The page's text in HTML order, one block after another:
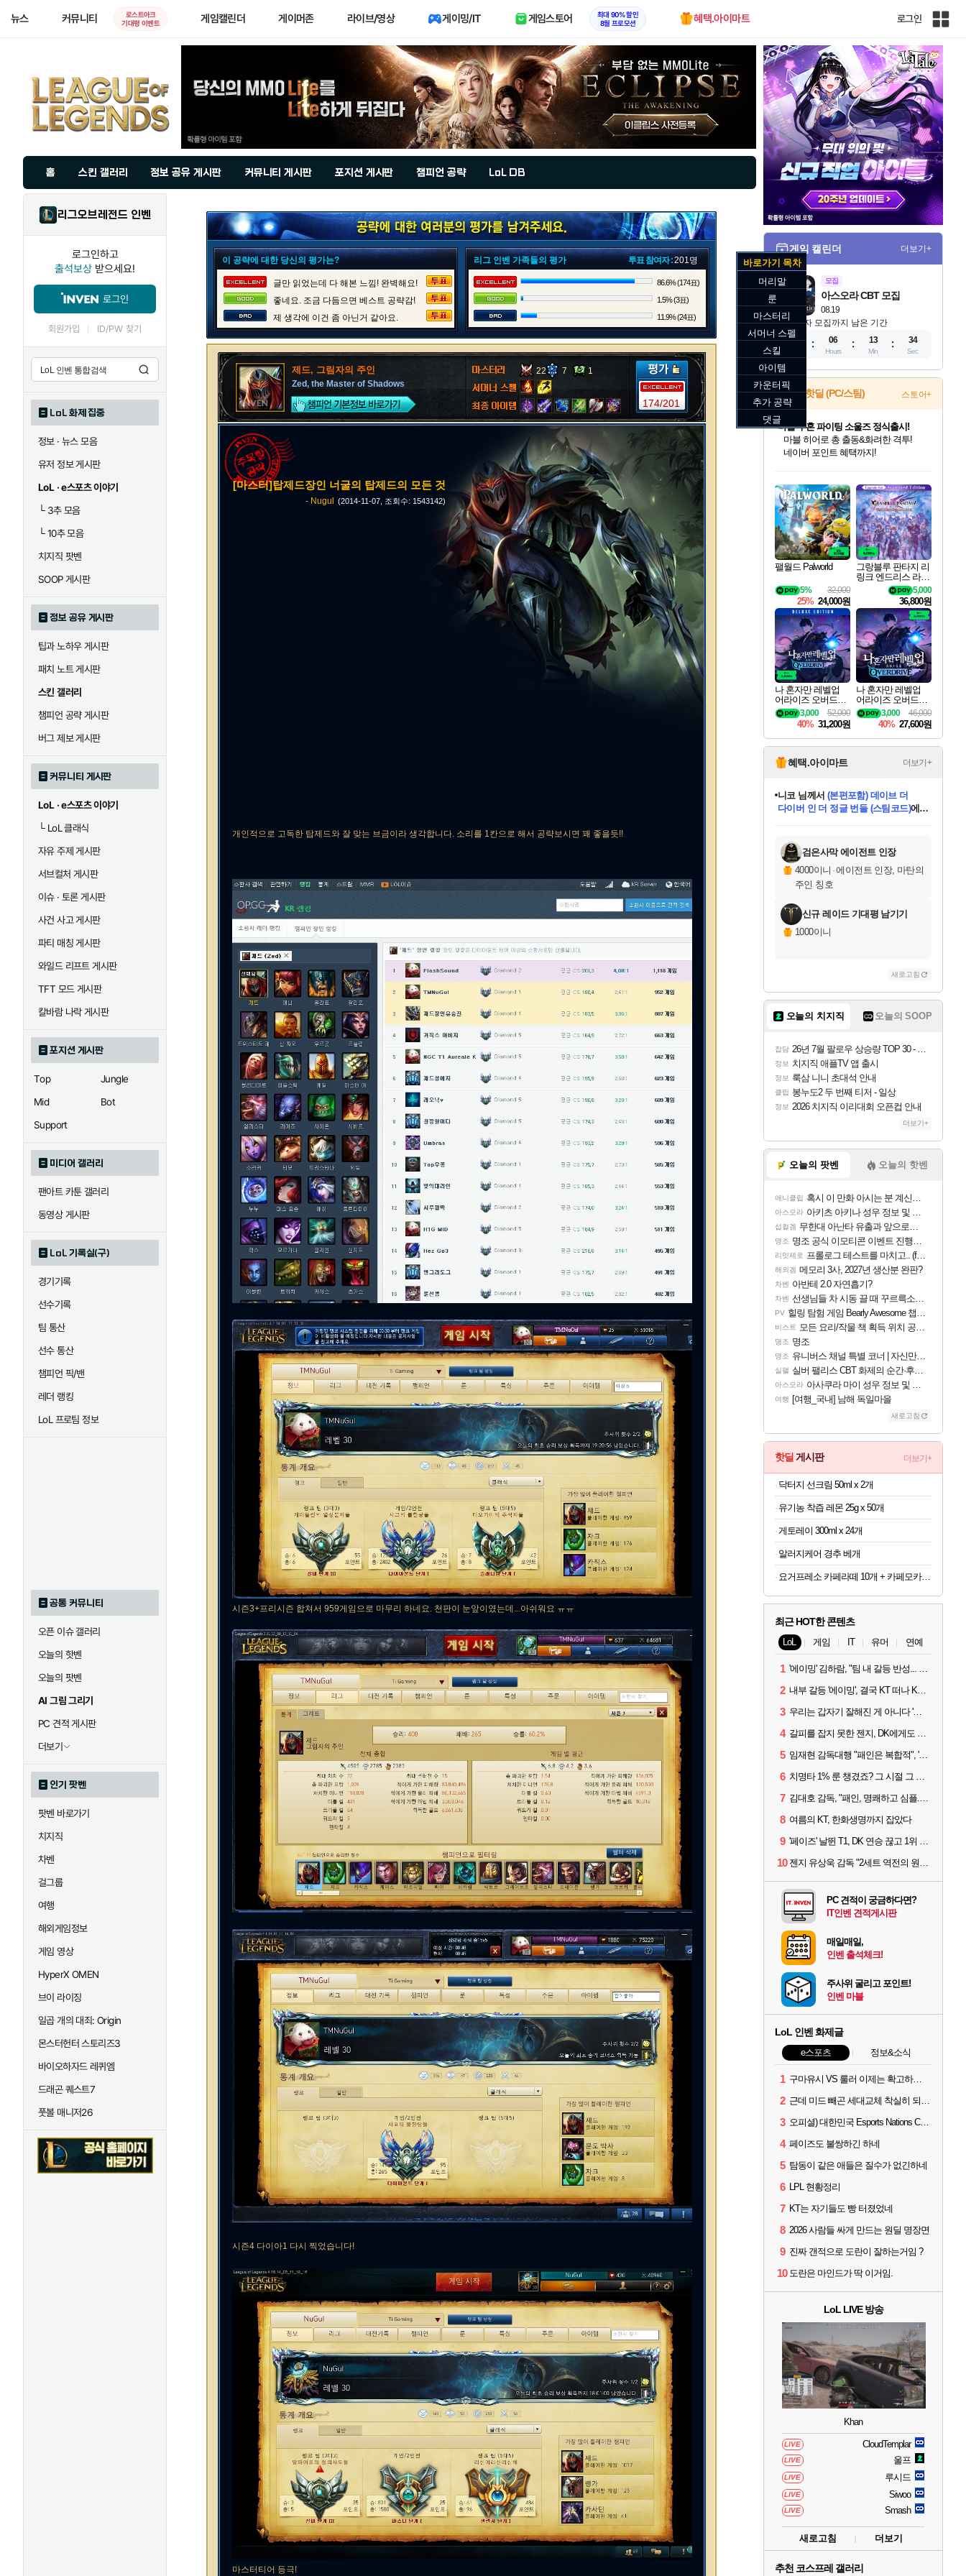
뉴스 커뮤니티
로스트아크
기대평 이벤트
게임캘린더 게이머존 라이브/영상 게이밍/IT 게임스토어
최대 90% 할인
8월 프로모션
혜택.아이마트 로그인
인
체
사
트
맵
홈 스킨 갤러리 정보 공유 게시판 커뮤니티 게시판 포지션 게시판 챔피언 공략 LoL DB
리그오브레전드 인벤
로그인하고
출석보상 받으세요!
로그인
회원가입 ID/PW 찾기
LoL 화제 집중
정보 · 뉴스 모음
유저 정보 게시판
LoL · e스포츠 이야기
└3추 모음
└10추 모음
치지직 팟벤
SOOP 게시판
정보 공유 게시판
팁과 노하우 게시판
패치 노트 게시판
스킨 갤러리
챔피언 공략 게시판
버그 제보 게시판
커뮤니티 게시판
LoL · e스포츠 이야기
└LoL 클래식
자유 주제 게시판
서브컬처 게시판
이슈 · 토론 게시판
사건 사고 게시판
파티 매칭 게시판
와일드 리프트 게시판
TFT 모드 게시판
칼바람 나락 게시판
포지션 게시판
Top
Jungle
Mid
Bot
Support
미디어 갤러리
팬아트 카툰 갤러리
동영상 게시판
LoL 기록실(구)
경기기록
선수기록
팀 통산
선수 통산
챔피언 픽/밴
레더 랭킹
LoL 프로팀 정보
공통 커뮤니티
오픈 이슈 갤러리
오늘의 핫벤
오늘의 팟벤
AI 그림 그리기
PC 견적 게시판
더보기
인기 팟벤
팟벤 바로가기
치지직
차벤
걸그룹
여행
해외게임정보
게임 영상
HyperX OMEN
브이 라이징
일곱 개의 대죄: Origin
몬스터헌터 스토리즈3
바이오하자드 레퀴엠
드래곤 퀘스트7
풋볼 매니저26
이 공략에 대한 당신의 평가는?
글만 읽었는데 다 해본 느낌! 완벽해요!
좋네요. 조금 다듬으면 베스트 공략감!
제 생각에 이건 좀 아닌거 같아요.
리그 인벤 가족들의 평가 투표 참여자 :201명
86.6% (174표)
1.5% (3표)
11.9% (24표)
제드, 그림자의 주인
Zed, the Master of Shadows
22 7 1
174/201
[마스터]탑제드장인 너굴의 탑제드의 모든 것
- Nugul (2014-11-07, 조회수: 1543142)
개인적으로 고독한 탑제드와 잘 맞는 브금이라 생각합니다. 소리를 1칸으로 해서 공략보시면 꽤 좋을듯!!
시즌3+프리시즌 합쳐서 959게임으로 마무리 하네요. 천판이 눈앞이였는데...아쉬워요 ㅠㅠ
시즌4 다이아1 다시 찍었습니다!
마스터티어 등극!
게임 캘린더 더보기+
모집
08.19
아스오라 CBT 모집
참가자 모집까지 남은 기간
11
06
Hours
13
Min
32
Sec
게임 핫딜 (PC/스팀) 스토어+
최대 90% 할인가를 만나보세요!
네이버혜택과 함께 만나보세요!
50%할인&추가 적립까지!
네이버 포인트 혜택까지!
귀무자: 검의 길 예약 판매 중!
10% 할인과
이니&베니 혜택까지!
네이버 혜택가와 함께 예약하세요!
할인&네이버혜택으로 만나보세요!
네이버페이 혜택과 만나보세요!
40주년 프로모션으로 만나보세요!
할인가에 만나보세요!
일부 에디션 상시 할인!
혜택으로 예약 판매 중
편안하게 충전하세요
팰월드 Palworld
32,000
5%
25% 24,000원
그랑블루 판타지 리
링크 엔드리스 라그
나로크 업그레이드
킷 Granblue Fantasy
Relink Endless Ragn
arok Upgrade Kit DL
C
5,000
36,800원
나 혼자만 레벨업
어라이즈 오버드라
이브 디럭스 에디션
Solo Leveling Arise
Overdrive Deluxe Edi
tion
52,000
3,000
40% 31,200원
나 혼자만 레벨업
어라이즈 오버드라
이브 Solo Leveling A
rise
46,000
3,000
40% 27,600원
혜택.아이마트 더보기+
교환.
당첨되셨습니다.
다이버 인 더 정글 번들 (스팀코드)
당첨되셨습니다.
한건했습니다님께서마피아
데피니티브 에디션 (스팀코드)에
당첨되셨습니다.
당첨되셨습니다.
당첨되셨습니다.
당첨되셨습니다.
에디션 (스팀코드)를 교환.
당첨되셨습니다.
검은사막 에이전트 인장
4000이니 ·에이전트 인장, 마탄의
주인 칭호
신규 레이드 기대평 남기기
1000이니
새로고침
오늘의 치지직 오늘의 SOOP
잡담 26년 7월 팔로우 상승량 TOP 30 - 월간 치지직
정보 치지직 애플TV 앱 출시
정보 룩삼 니니 초대석 안내
클립 봉누도2 두 번째 티저 - 일상
정보 2026 치지직 이리대회 오픈컵 안내
더보기+
오늘의 팟벤 오늘의 핫벤
애니클립 혹시 이 만화 아시는 분 계신가요
아스오라 아키츠 아키나 성우 정보 및 주요 필모
섭컬겜 무한대 아난타 유출과 앞으로의 예상 (루머)
명조 명조 공식 이모티콘 이벤트 진행해봤습니다! 참여부터 추첨까지????
리밋제로 프롤로그 테스트를 마치고.. (feat. 리아)
해외겜 메모리 3사, 2027년 생산분 완판?
차벤 아반테 2.0 자연흡기?
차벤 선생님들 차 시동 끌 때 꾸르륵소리나는데
PV 힐링 탐험 게임 Bearly Awesome 챕터 1 트레일러
비스트 모든 요리/작물 책 획득 위치 공략 (36개) - 미식가 도전과제
명조 명조
명조 유니버스 채널 특별 코너 | 자신만의 스타일
실팰 실버 팰리스 CBT 화제의 순간·후기 모음
아스오라 아사쿠라 마이 성우 정보 및 주요 필모
여행 [여행_국내] 남해 독일마을
새로고침
핫딜 게시판 더보기+
닥터지 선크림 50ml x 2개
유기농 착즙 레몬 25g x 50개
게토레이 300ml x 24개
알러지케어 경추 베개
요거프레소 카페라떼 10개 + 카페모카 10개
최근 HOT한 콘텐츠
LoL 게임 IT 유머 연예
1 '에이밍' 김하람, "팀 내 갈등 반성... 끝까지 뛰고 싶었다"
2 내부 갈등 '에이밍', 결국 KT 떠나 KRX로...'지우'와 트레이드
3 우리는 갑자기 잘해진 게 아니다 '씨맥' 김대호 감독의 자신감
4 갈피를 잡지 못한 젠지, DK에게도 0:2 패배
5 임재현 감독대행 "패인은 복합적", '도란' "팀에 과부하 왔다"
6 치명타 1% 룬 챙겼죠? 그 시절 그 감성 '롤 클래식' 30일 출시
7 김대호 감독, "패인, 명쾌하고 심플...다시 힘낼 수 있어"
8 여름의 KT, 한화생명까지 잡았다
9 '페이즈' 날뛴 T1, DK 연승 끊고 1위 지켜
10 젠지 유상욱 감독 "2세트 역전의 원인...너무 급했다"
PC 견적이 궁금하다면?
IT인벤 견적게시판
매일매일,
인벤 출석체크!
주사위 굴리고 포인트!
인벤 마블
LoL 인벤 화제글
e스포츠 정보&소식
1 구마유시 VS 룰러 이제는 확고하지 않음?
2 근데 미드 빼곤 세대교체 착실히 되고 있네
3 오피셜) 대한민국 Esports Nations Cup 2026 국가대표 명단 모두 확정
4 페이즈도 불쌍하긴 하네
5 탐동이 같은 애들은 질수가 없긴하네
6 LPL 현황정리
7 KT는 자기들도 빵 터졌었네
8 2026 사람들 싸게 만드는 원딜 명장면
9 진짜 갠적으로 도란이 잘하는거임 ?
10 도란은 마인드가 딱 이거임.
LoL LIVE 방송
Khan
LIVE CloudTemplar
LIVE 울프
LIVE 루시드
LIVE Siwoo
LIVE Smash
새로고침 더보기
추천 코스프레 갤러리
바로가기 목차
머리말
룬
마스터리
서머너 스펠
스킬
아이템
카운터픽
추가 공략
댓글